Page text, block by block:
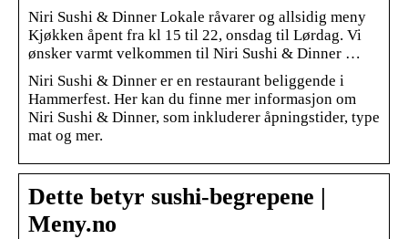
Niri Sushi & Dinner Lokale råvarer og allsidig meny
Kjøkken åpent fra kl 15 til 22, onsdag til Lørdag. Vi
ønsker varmt velkommen til Niri Sushi & Dinner …
Niri Sushi & Dinner er en restaurant beliggende i
Hammerfest. Her kan du finne mer informasjon om
Niri Sushi & Dinner, som inkluderer åpningstider, type
mat og mer.
Dette betyr sushi-begrepene |
Meny.no